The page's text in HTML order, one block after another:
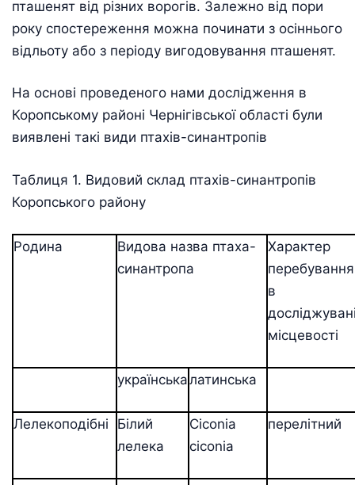
пташенят від різних ворогів. Залежно від пори
року спостереження можна починати з осіннього
відльоту або з періоду вигодовування пташенят.
На основі проведеного нами дослідження в
Коропському районі Чернігівської області були
виявлені такі види птахів-синантропів
Таблиця 1. Видовий склад птахів-синантропів
Коропського району
Родина
Видова назва птаха-
синантропа
Характер
перебування
в
місцевості
українськалатинська
Лелекоподібні
Білий
лелека
Ciconia
ciconia
перелітний